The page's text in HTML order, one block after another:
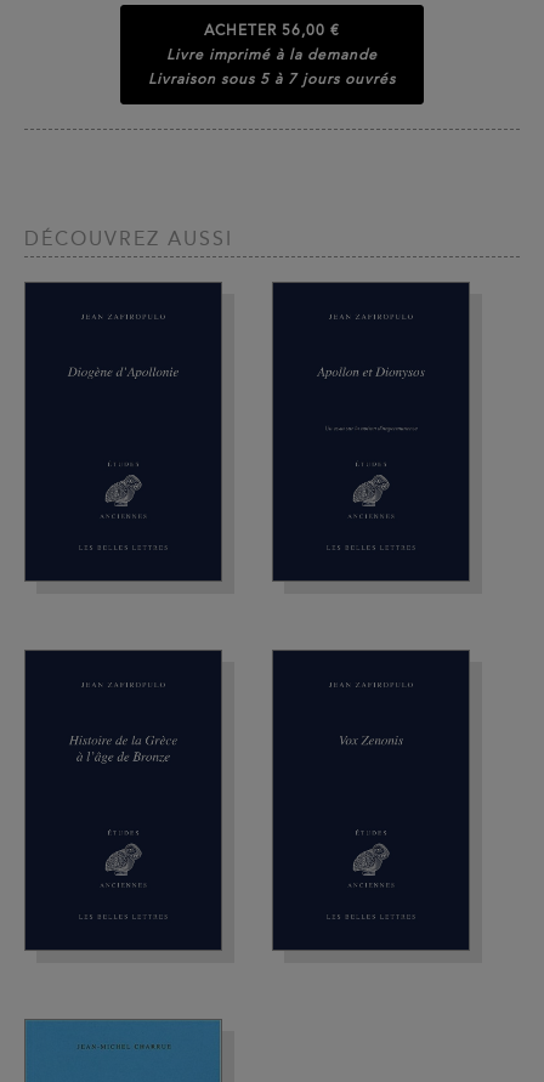
ACHETER 56,00 €
Livre imprimé à la demande
Livraison sous 5 à 7 jours ouvrés
DÉCOUVREZ AUSSI